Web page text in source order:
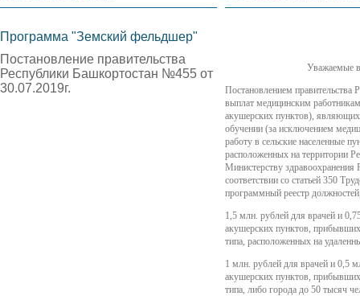
Уважаемые
Постановлением
выплат медицинским
акушерских пунктов),
обучении (за исключением
работу в сельские населенные
расположенных на территории
Министерству
соответствии со статьей 350
программный реестр
1,5 млн. рублей для врачей и
акушерских пунктов, прибывших
типа, расположенных на
1 млн. рублей для врачей и 0,5
акушерских пунктов, прибывших
типа, либо города до 50 тысяч
Программа "Земский фельдшер"
Постановление правительства
Республики Башкортостан №455 от
30.07.2019г.